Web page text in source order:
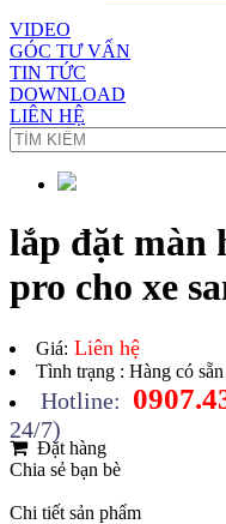
VIDEO
GÓC TƯ VẤN
TIN TỨC
DOWNLOAD
LIÊN HỆ
lắp đặt màn
pro cho xe
Giá: Liên hệ
Tình trạng : Hàng có sẵn
Hotline:
24/7)
Đặt hàng
Chia sẻ bạn bè
Chi tiết sản phẩm